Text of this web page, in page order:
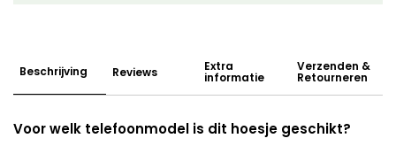
Beschrijving Reviews Extra
informatie
Verzenden &
Retourneren
Voor welk telefoonmodel is dit hoesje geschikt?